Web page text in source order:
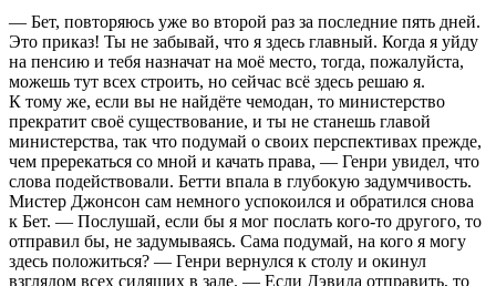
— Бет, повторяюсь уже во второй раз за последние пять дней.
Это приказ! Ты не забывай, что я здесь главный. Когда я уйду
на пенсию и тебя назначат на моё место, тогда, пожалуйста,
можешь тут всех строить, но сейчас всё здесь решаю я.
К тому же, если вы не найдёте чемодан, то министерство
прекратит своё существование, и ты не станешь главой
министерства, так что подумай о своих перспективах прежде,
чем пререкаться со мной и качать права, — Генри увидел, что
слова подействовали. Бетти впала в глубокую задумчивость.
Мистер Джонсон сам немного успокоился и обратился снова
к Бет. — Послушай, если бы я мог послать кого-то другого, то
отправил бы, не задумываясь. Сама подумай, на кого я могу
здесь положиться? — Генри вернулся к столу и окинул
взглядом всех сидящих в зале. — Если Дэвида отправить, то